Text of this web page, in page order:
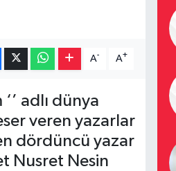
A- A+
adlı dünya
veren yazarlar
dördüncü yazar
Nusret Nesin